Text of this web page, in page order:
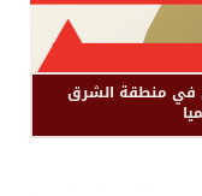
في منطقة الشرق